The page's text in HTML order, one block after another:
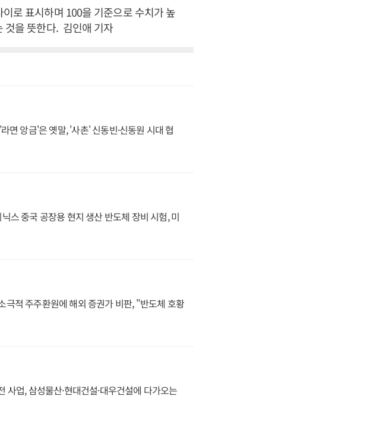
로 표시하며 100을 기준으로 수치가 높
것을 뜻한다. 김인애 기자
면 앙금'은 옛말, '사촌' 신동빈·신동원 시대 협
스 중국 공장용 현지 생산 반도체 장비 시험, 미
극적 주주환원에 해외 증권가 비판, "반도체 호황
사업, 삼성물산·현대건설·대우건설에 다가오는